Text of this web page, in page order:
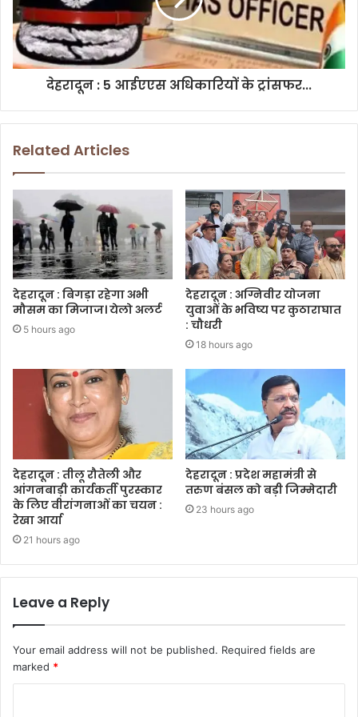
देहरादून : 5 आईएएस अधिकारियों के ट्रांसफर...
Related Articles
देहरादून : बिगड़ा रहेगा अभी
मौसम का मिजाज। येलो अलर्ट
5 hours ago
देहरादून : अग्निवीर योजना
युवाओं के भविष्य पर कुठाराघात
: चौधरी
18 hours ago
देहरादून : तीलू रौतेली और
आंगनबाड़ी कार्यकर्ती पुरस्कार
के लिए वीरांगनाओं का चयन :
रेखा आर्या
21 hours ago
देहरादून : प्रदेश महामंत्री से
तरुण बंसल को बड़ी जिम्मेदारी
23 hours ago
Leave a Reply
Your email address will not be published. Required fields are
marked *